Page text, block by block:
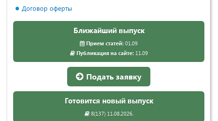
Договор оферты
Ближайший выпуск
Прием статей: 01.09
Публикация на сайте:11.09
Подать заявку
Готовится новый выпуск
8(137) 11.08.2026.